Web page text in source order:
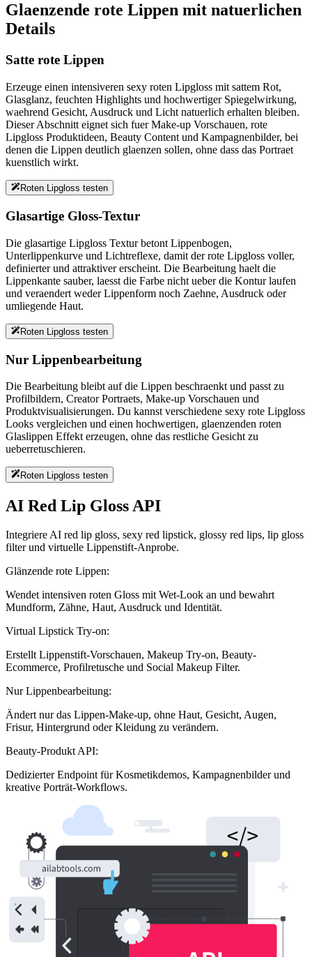
Glaenzende rote Lippen mit natuerlichen
Details
Satte rote Lippen
Erzeuge einen intensiveren sexy roten Lipgloss mit sattem Rot,
Glasglanz, feuchten Highlights und hochwertiger Spiegelwirkung,
waehrend Gesicht, Ausdruck und Licht natuerlich erhalten bleiben.
Dieser Abschnitt eignet sich fuer Make-up Vorschauen, rote
Lipgloss Produktideen, Beauty Content und Kampagnenbilder, bei
denen die Lippen deutlich glaenzen sollen, ohne dass das Portraet
kuenstlich wirkt.
Roten Lipgloss testen
Glasartige Gloss-Textur
Die glasartige Lipgloss Textur betont Lippenbogen,
Unterlippenkurve und Lichtreflexe, damit der rote Lipgloss voller,
definierter und attraktiver erscheint. Die Bearbeitung haelt die
Lippenkante sauber, laesst die Farbe nicht ueber die Kontur laufen
und veraendert weder Lippenform noch Zaehne, Ausdruck oder
umliegende Haut.
Roten Lipgloss testen
Nur Lippenbearbeitung
Die Bearbeitung bleibt auf die Lippen beschraenkt und passt zu
Profilbildern, Creator Portraets, Make-up Vorschauen und
Produktvisualisierungen. Du kannst verschiedene sexy rote Lipgloss
Looks vergleichen und einen hochwertigen, glaenzenden roten
Glaslippen Effekt erzeugen, ohne das restliche Gesicht zu
ueberretuschieren.
Roten Lipgloss testen
AI Red Lip Gloss API
Integriere AI red lip gloss, sexy red lipstick, glossy red lips, lip gloss
filter und virtuelle Lippenstift-Anprobe.
Glänzende rote Lippen:
Wendet intensiven roten Gloss mit Wet-Look an und bewahrt
Mundform, Zähne, Haut, Ausdruck und Identität.
Virtual Lipstick Try-on:
Erstellt Lippenstift-Vorschauen, Makeup Try-on, Beauty-
Ecommerce, Profilretusche und Social Makeup Filter.
Nur Lippenbearbeitung:
Ändert nur das Lippen-Make-up, ohne Haut, Gesicht, Augen,
Frisur, Hintergrund oder Kleidung zu verändern.
Beauty-Produkt API:
Dedizierter Endpoint für Kosmetikdemos, Kampagnenbilder und
kreative Porträt-Workflows.